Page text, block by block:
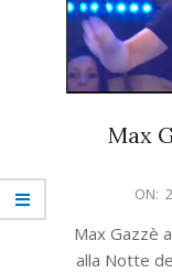
Max
28
ON:
Max Gazzè
alla Notte